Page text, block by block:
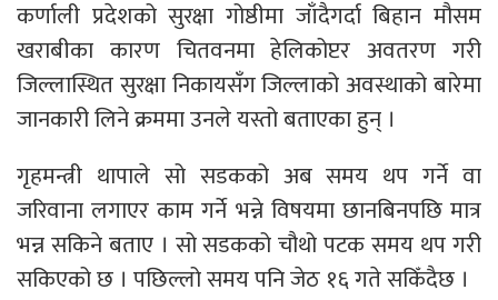
कर्णाली प्रदेशको सुरक्षा गोष्ठीमा जाँदैगर्दा बिहान मौसम
खराबीका कारण चितवनमा हेलिकोप्टर अवतरण गरी
जिल्लास्थित सुरक्षा निकायसँग जिल्लाको अवस्थाको बारेमा
जानकारी लिने क्रममा उनले यस्तो बताएका हुन् ।
गृहमन्त्री थापाले सो सडकको अब समय थप गर्ने वा
जरिवाना लगाएर काम गर्ने भन्ने विषयमा छानबिनपछि मात्र
भन्न सकिने बताए । सो सडकको चौथो पटक समय थप गरी
सकिएको छ । पछिल्लो समय पनि जेठ १६ गते सकिँदैछ ।